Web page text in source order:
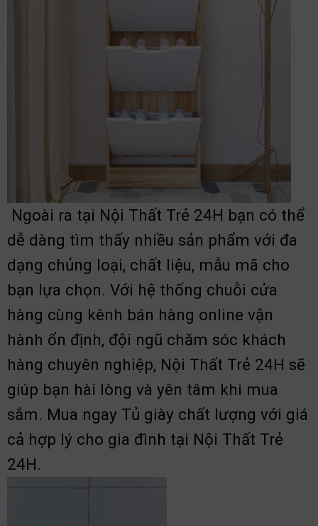
Ngoài ra tại Nội Thất Trẻ 24H bạn có thể
dễ dàng tìm thấy nhiều sản phẩm với đa
dạng chủng loại, chất liệu, mẫu mã cho
bạn lựa chọn. Với hệ thống chuỗi cửa
hàng cùng kênh bán hàng online vận
hành ổn định, đội ngũ chăm sóc khách
hàng chuyên nghiệp, Nội Thất Trẻ 24H sẽ
giúp bạn hài lòng và yên tâm khi mua
sắm. Mua ngay Tủ giày chất lượng với giá
cả hợp lý cho gia đình tại Nội Thất Trẻ
24H.